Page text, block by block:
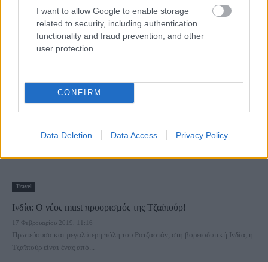
I want to allow Google to enable storage
related to security, including authentication
functionality and fraud prevention, and other
user protection.
CONFIRM
Data Deletion Data Access Privacy Policy
Γαλλική Προβηγκία: 12 λόγοι που θα σας κάνουν να την
επισκεφτείτε!
15 Νοεμβρίου 2019, 10:30
Υπάρχουν πολλοί λόγοι για τους οποίους πρέπει κανείς να επισκεφτεί την
Travel
Ινδία: Ο νέος must προορισμός της Τζαϊπούρ!
17 Φεβρουαρίου 2019, 11:16
Πρωτεύουσα και µεγαλύτερη πόλη του Ρατζαστάν, στη βορειοδυτική Ινδία, η
Τζαϊπούρ είναι ένας από...